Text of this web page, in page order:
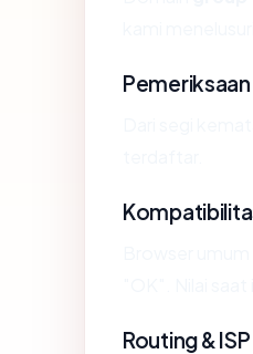
Routing & ISP